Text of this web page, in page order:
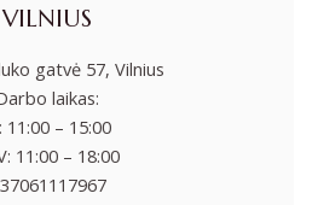
VILNIUS
gatvė 57, Vilnius
laikas:
11:00 – 15:00
11:00 – 18:00